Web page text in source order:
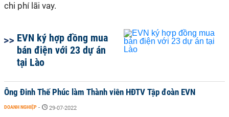
chi phí lãi vay.
EVN ký hợp đồng mua
bán điện với 23 dự án
tại Lào
Ông Đinh Thế Phúc làm Thành viên HĐTV Tập đoàn EVN
DOANH NGHIỆP - 29-07-2022